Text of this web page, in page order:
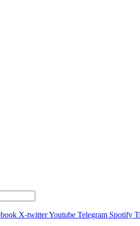
X-twitterYoutube Telegram Spotify